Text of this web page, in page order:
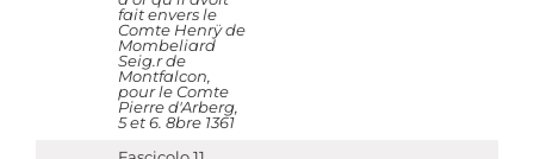
fait envers le
Comte Henrÿ de
Mombeliard
Seig.r de
Montfalcon,
pour le Comte
Pierre d'Arberg,
5 et 6. 8bre 1361